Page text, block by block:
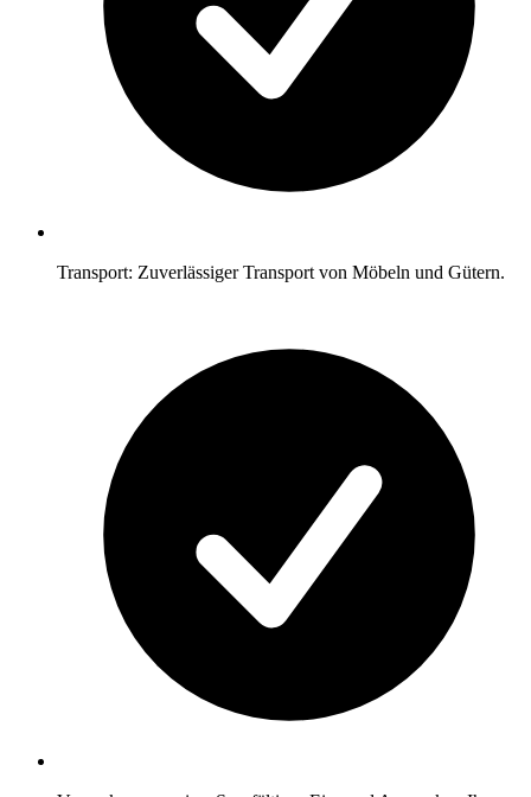
Transport: Zuverlässiger Transport von Möbeln und Gütern.